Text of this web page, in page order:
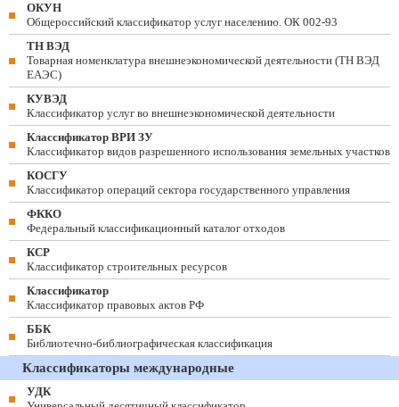
ОКУН
Общероссийский классификатор услуг населению. ОК 002-93
ТН ВЭД
Товарная номенклатура внешнеэкономической деятельности (ТН ВЭД
ЕАЭС)
КУВЭД
Классификатор услуг во внешнеэкономической деятельности
Классификатор ВРИ ЗУ
Классификатор видов разрешенного использования земельных участков
КОСГУ
Классификатор операций сектора государственного управления
ФККО
Федеральный классификационный каталог отходов
КСР
Классификатор строительных ресурсов
Классификатор
Классификатор правовых актов РФ
ББК
Библиотечно-библиографическая классификация
Классификаторы международные
УДК